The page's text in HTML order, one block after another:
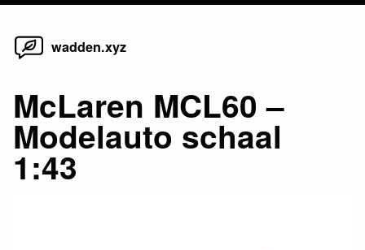
Skip
wadden.xyz
McLaren MCL60 –
Modelauto schaal
1:43